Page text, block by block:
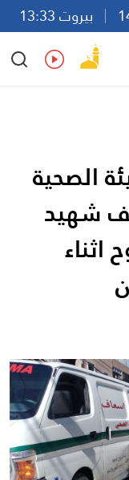
بيروت 13:33
Ar
En Fr Es
الصحية
شهيد